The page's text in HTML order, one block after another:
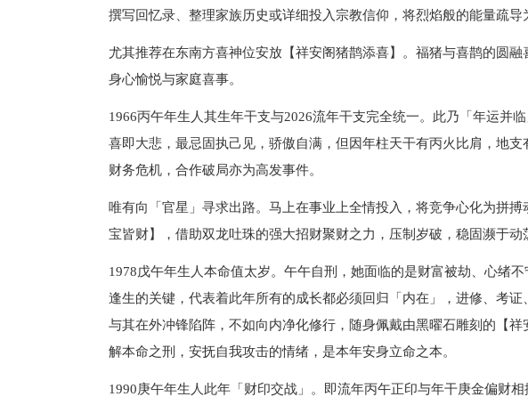
撰写回忆录、整理家族历史或详细投入宗教信仰，将烈焰般的能量疏导
尤其推荐在东南方喜神位安放【祥安阁猪鹊添喜】。福猪与喜鹊的圆
身心愉悦与家庭喜事。
1966丙午年生人其生年干支与2026流年干支完全统一。此乃「年运并
喜即大悲，最忌固执己见，骄傲自满，但因年柱天干有丙火比肩，地
财务危机，合作破局亦为高发事件。
唯有向「官星」寻求出路。马上在事业上全情投入，将竞争心化为拼
宝皆财】，借助双龙吐珠的强大招财聚财之力，压制岁破，稳固濒于动
1978戊午年生人本命值太岁。午午自刑，她面临的是财富被劫、心绪
逢生的关键，代表着此年所有的成长都必须回归「内在」，进修、考证
与其在外冲锋陷阵，不如向内净化修行，随身佩戴由黑曜石雕刻的【
解本命之刑，安抚自我攻击的情绪，是本年安身立命之本。
1990庚午年生人此年「财印交战」。即流年丙午正印与年干庚金偏财